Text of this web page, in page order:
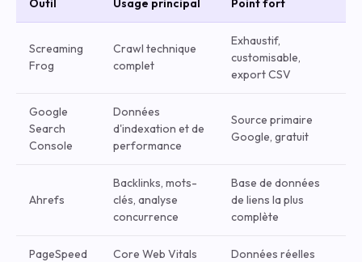
Outil Usage principal Point fort
Screaming
Frog
Crawl technique
complet
Exhaustif,
customisable,
export CSV
Google
Search
Console
Données
d'indexation et de
performance
Source primaire
Google, gratuit
Ahrefs
Backlinks, mots-
clés, analyse
concurrence
Base de données
de liens la plus
complète
PageSpeed
Core Web Vitals
Données réelles